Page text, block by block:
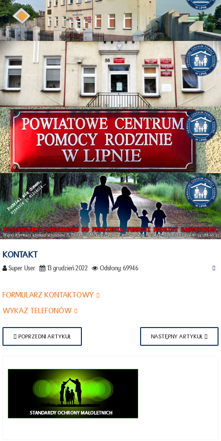
KONTAKT
Super User 13 grudzień 2022 Odsłony: 69946
FORMULARZ KONTAKTOWY
WYKAZ TELEFONÓW
POPRZEDNI ARTYKUŁ NASTĘPNY ARTYKUŁ